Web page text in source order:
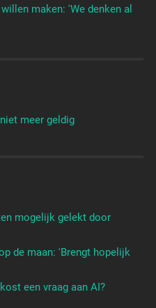
maken: 'We denken al
meer geldig
mogelijk gelekt door
de maan: 'Brengt hopelijk
een vraag aan AI?